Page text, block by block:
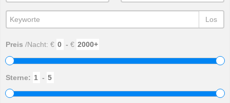
Los
Preis /Nacht: € - €
Sterne: -